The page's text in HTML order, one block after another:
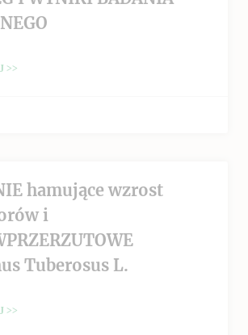
>>
hamujące wzrost
i
Tuberosus L.
>>